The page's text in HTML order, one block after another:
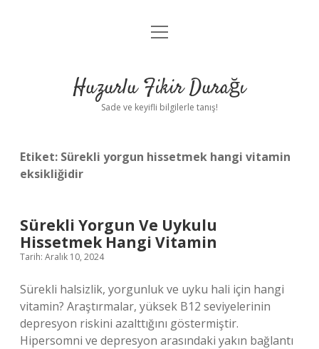
Anasayfa
Yasal Uyarı
menüyü
Huzurlu Fikir Durağı
Sade ve keyifli bilgilerle tanış!
Etiket: Sürekli yorgun hissetmek hangi vitamin
eksikliğidir
Sürekli Yorgun Ve Uykulu
Hissetmek Hangi Vitamin
Tarih: Aralık 10, 2024
Sürekli halsizlik, yorgunluk ve uyku hali için hangi
vitamin? Araştırmalar, yüksek B12 seviyelerinin
depresyon riskini azalttığını göstermiştir.
Hipersomni ve depresyon arasındaki yakın bağlantı